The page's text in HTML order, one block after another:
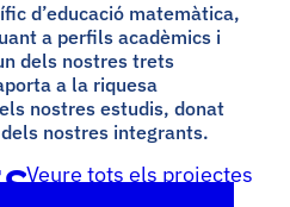
d’educació matemàtica,
a perfils acadèmics i
dels nostres trets
a la riquesa
nostres estudis, donat
nostres integrants.
Veure tots els projectes